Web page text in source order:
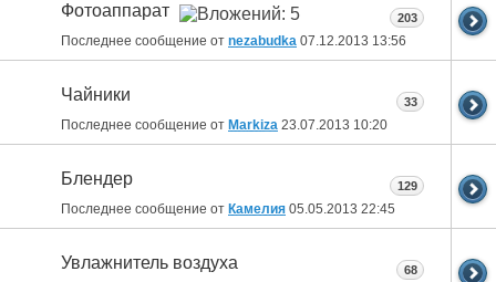
Фотоаппарат
Последнее сообщение от nezabudka 07.12.2013 13:56
203
Чайники
Последнее сообщение от Markiza 23.07.2013 10:20
33
Блендер
Последнее сообщение от Камелия 05.05.2013 22:45
129
Увлажнитель воздуха 68